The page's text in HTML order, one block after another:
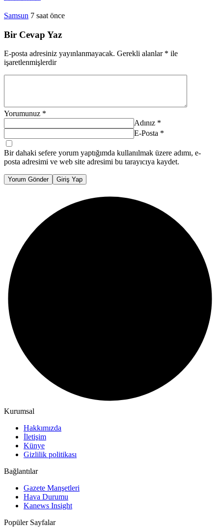
Samsun 7 saat önce
Bir Cevap Yaz
E-posta adresiniz yayınlanmayacak. Gerekli alanlar * ile
işaretlenmişlerdir
Yorumunuz *
Adınız *
E-Posta *
Bir dahaki sefere yorum yaptığımda kullanılmak üzere adımı, e-
posta adresimi ve web site adresimi bu tarayıcıya kaydet.
Yorum Gönder Giriş Yap
Kurumsal
Hakkımızda
İletişim
Künye
Gizlilik politikası
Bağlantılar
Gazete Manşetleri
Hava Durumu
Kanews Insight
Popüler Sayfalar